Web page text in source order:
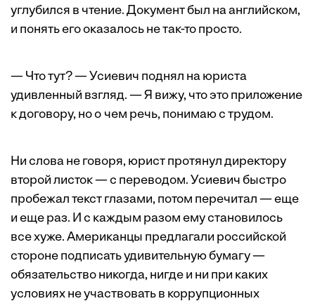
углубился в чтение. Документ был на английском,
и понять его оказалось не так-то просто.
— Что тут? — Усиевич поднял на юрис­та
удивленный взгляд. — Я вижу, что это приложение
к договору, но о чем речь, понимаю с трудом.
Ни слова не говоря, юрист протянул директору
второй листок — с переводом. Усиевич быстро
пробежал текст глазами, потом перечитал — еще
и еще раз. И с каждым разом ему становилось
все хуже. Американцы предлагали российской
стороне подписать удивительную бумагу —
обязательство никогда, нигде и ни при каких
условиях не участвовать в коррупционных